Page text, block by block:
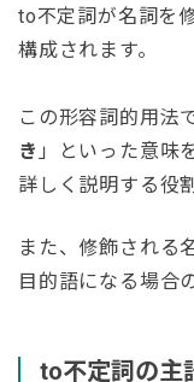
to不定詞が名詞を
構成されます。
この形容詞的用法
き 」といった意味
詳しく説明する役
また、修飾される
目的語になる場合
to不定詞の主